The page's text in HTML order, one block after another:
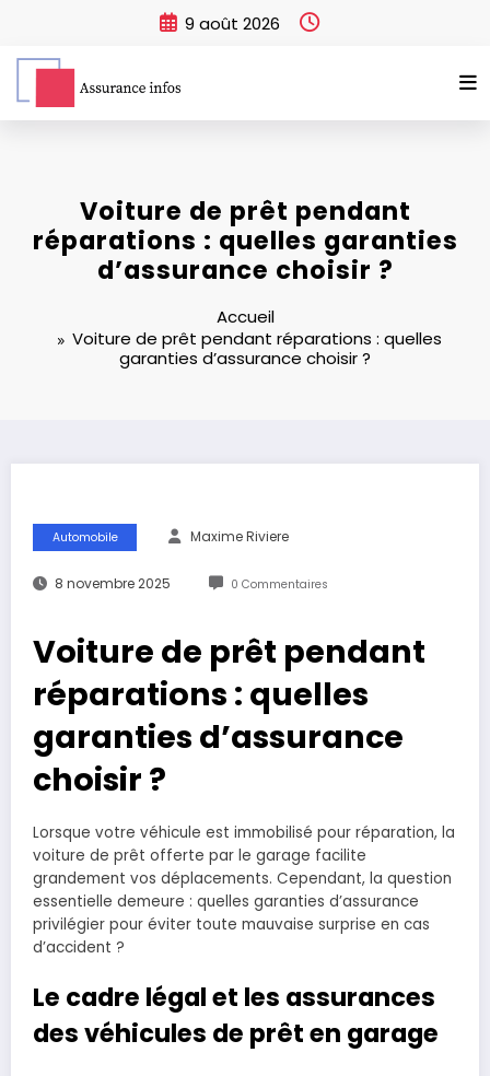
9 août 2026
Voiture de prêt pendant
réparations : quelles garanties
d’assurance choisir ?
Accueil
Voiture de prêt pendant réparations : quelles
garanties d’assurance choisir ?
Automobile Maxime Riviere
8 novembre 2025 0 Commentaires
Voiture de prêt pendant
réparations : quelles
garanties d’assurance
choisir ?
Lorsque votre véhicule est immobilisé pour réparation, la
voiture de prêt offerte par le garage facilite
grandement vos déplacements. Cependant, la question
essentielle demeure : quelles garanties d’assurance
privilégier pour éviter toute mauvaise surprise en cas
d’accident ?
Le cadre légal et les assurances
des véhicules de prêt en garage